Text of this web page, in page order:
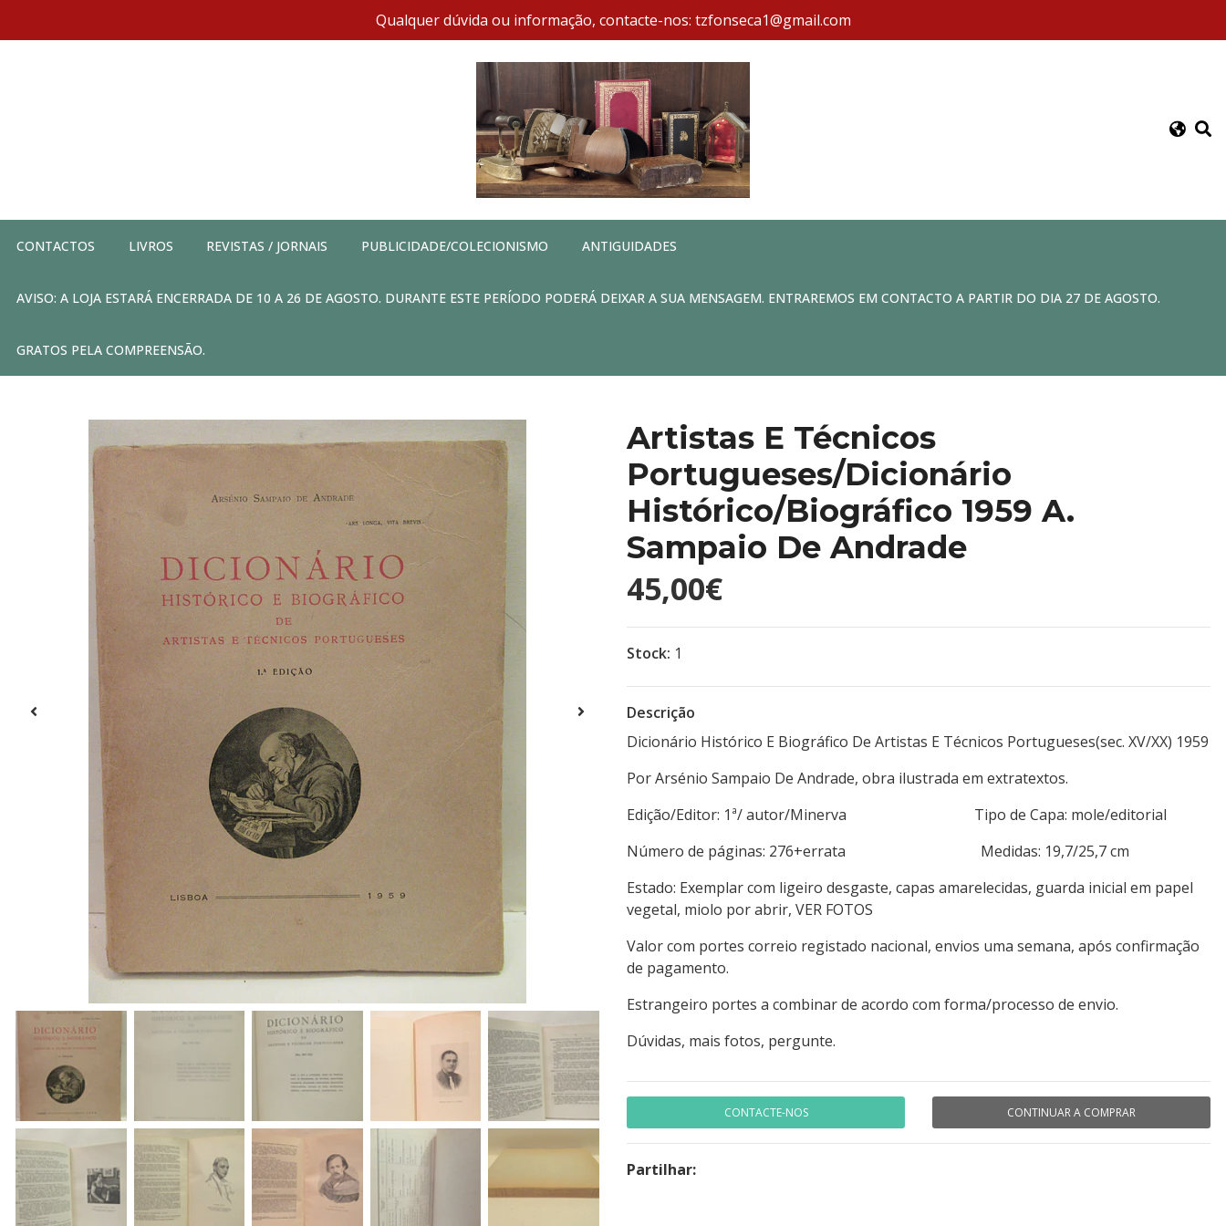
Qualquer dúvida ou informação, contacte-nos: tzfonseca1@gmail.com
CONTACTOS LIVROS REVISTAS / JORNAIS PUBLICIDADE/COLECIONISMO ANTIGUIDADES
AVISO: A LOJA ESTARÁ ENCERRADA DE 10 A 26 DE AGOSTO. DURANTE ESTE PERÍODO PODERÁ DEIXAR A SUA MENSAGEM. ENTRAREMOS EM CONTACTO A PARTIR DO DIA 27 DE AGOSTO.
GRATOS PELA COMPREENSÃO.
Artistas E Técnicos
Portugueses/Dicionário
Histórico/Biográfico 1959 A.
Sampaio De Andrade
45,00€
Stock: 1
Descrição
Dicionário Histórico E Biográfico De Artistas E Técnicos Portugueses(sec. XV/XX) 1959
Por Arsénio Sampaio De Andrade, obra ilustrada em extratextos.
Edição/Editor: 1ª/ autor/Minerva Tipo de Capa: mole/editorial
Número de páginas: 276+errata Medidas: 19,7/25,7 cm
Estado: Exemplar com ligeiro desgaste, capas amarelecidas, guarda inicial em papel
vegetal, miolo por abrir, VER FOTOS
Valor com portes correio registado nacional, envios uma semana, após confirmação
de pagamento.
Estrangeiro portes a combinar de acordo com forma/processo de envio.
Dúvidas, mais fotos, pergunte.
CONTACTE-NOS CONTINUAR A COMPRAR
Partilhar: